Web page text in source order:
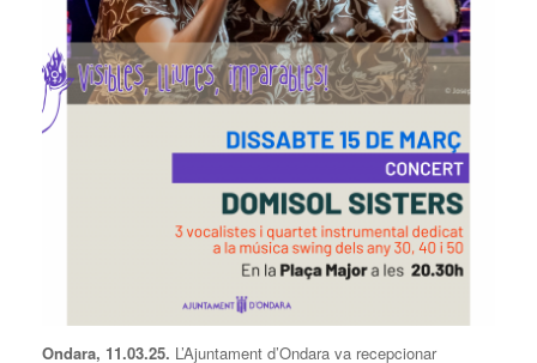
Ondara, 11.03.25. L’Ajuntament d’Ondara va recepcionar